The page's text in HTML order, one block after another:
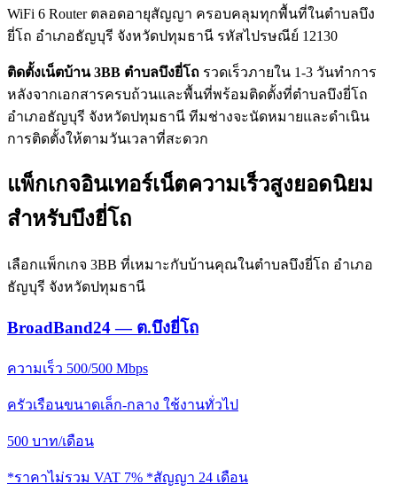
WiFi 6 Router ตลอดอายุสัญญา ครอบคลุมทุกพื้นที่ในตำบลบึง
ยี่โถ อำเภอธัญบุรี จังหวัดปทุมธานี รหัสไปรษณีย์ 12130
ติดตั้งเน็ตบ้าน 3BB ตำบลบึงยี่โถ รวดเร็วภายใน 1-3 วันทำการ
หลังจากเอกสารครบถ้วนและพื้นที่พร้อมติดตั้งที่ตำบลบึงยี่โถ
อำเภอธัญบุรี จังหวัดปทุมธานี ทีมช่างจะนัดหมายและดำเนิน
การติดตั้งให้ตามวันเวลาที่สะดวก
แพ็กเกจอินเทอร์เน็ตความเร็วสูงยอดนิยม
สำหรับบึงยี่โถ
เลือกแพ็กเกจ 3BB ที่เหมาะกับบ้านคุณในตำบลบึงยี่โถ อำเภอ
ธัญบุรี จังหวัดปทุมธานี
BroadBand24 — ต.บึงยี่โถ
ความเร็ว 500/500 Mbps
ครัวเรือนขนาดเล็ก-กลาง ใช้งานทั่วไป
500 บาท/เดือน
*ราคาไม่รวม VAT 7% *สัญญา 24 เดือน